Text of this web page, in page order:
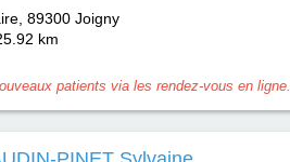
89300 Joigny
km
patients via les rendez-vous en ligne.